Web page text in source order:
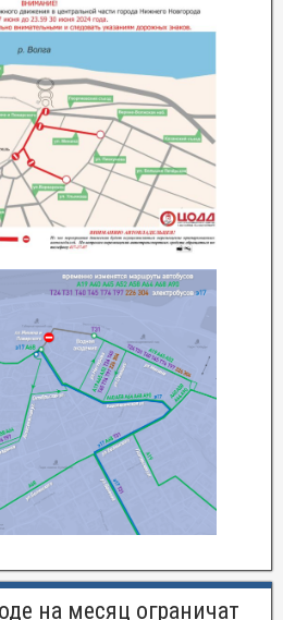
на месяц ограничат